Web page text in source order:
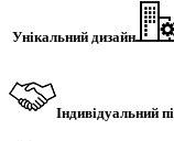
Унікальний дизайн
Індивідуальний